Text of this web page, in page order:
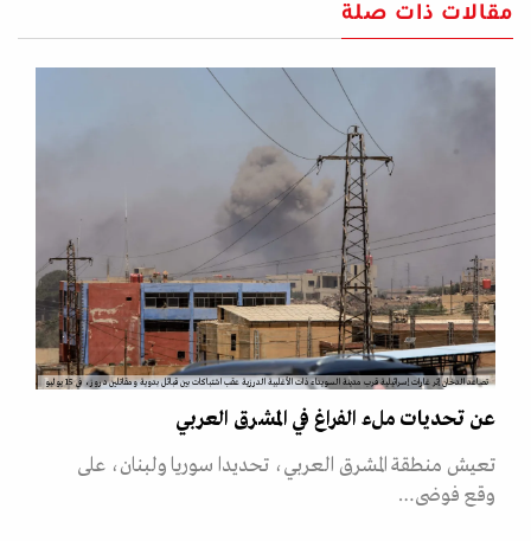
مقالات ذات صلة
تصاعد الدخان إثر غارات إسرائيلية قرب مدينة السويداء ذات الأغلبية الدرزية عقب اشتباكات بين قبائل بدوية ومقاتلين دروز، في 15 يوليو
عن تحديات ملء الفراغ في المشرق العربي
تعيش منطقة المشرق العربي، تحديدا سوريا ولبنان، على
وقع فوضى…